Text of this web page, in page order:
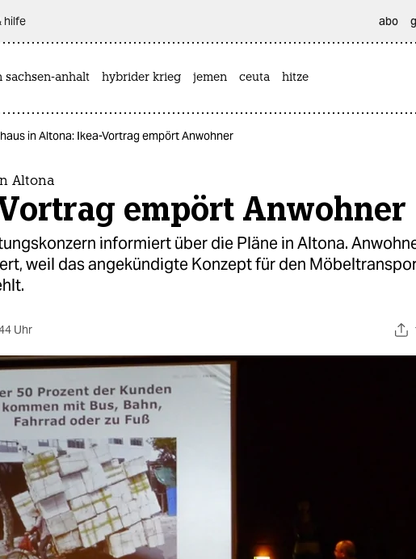
hilfe abo
sachsen-anhalt hybrider krieg jemen ceuta hitze
in Altona: Ikea-Vortrag empört Anwohner
Altona
empört Anwohner
informiert über die Pläne in Altona.
weil das angekündigte Konzept für den
Uhr